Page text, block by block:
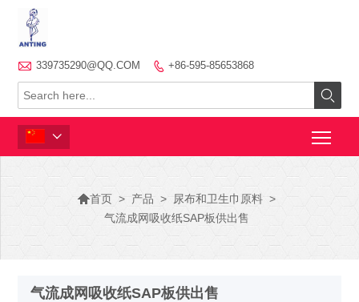
 339735290@QQ.COM  +86-595-85653868


首页 > 产品 > 尿布和卫生巾原料 >
气流成网吸收纸SAP板供出售
气流成网吸收纸SAP板供出售